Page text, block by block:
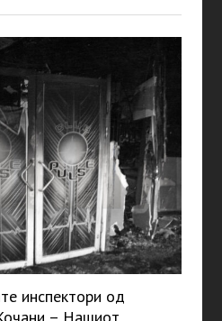
инспектори од